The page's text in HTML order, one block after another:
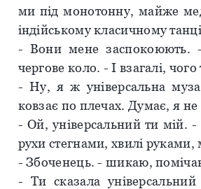
ми під монотонну, майже
індійському класичному
- Вони мене заспокоюють.
чергове коло. - І взагалі,
- Ну, я ж універсальна
ковзає по плечах. Думає, я
- Ой, універсальний ти мій. -
рухи стегнами, хвилі
- Збоченець. - шикаю,
- Ти сказала